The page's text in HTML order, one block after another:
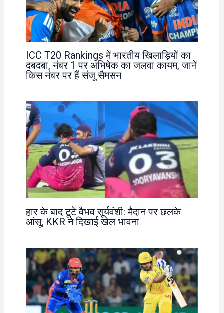
ICC T20 Rankings में भारतीय खिलाड़ियों का
दबदबा, नंबर 1 पर अभिषेक का जलवा कायम, जानें
किस नंबर पर हैं संजू सैमसन
हार के बाद टूटे वैभव सूर्यवंशी: मैदान पर छलके
आंसू, KKR ने दिखाई खेल भावना